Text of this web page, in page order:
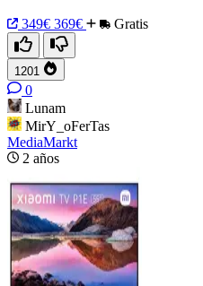
349€ 369€ Gratis
1201
0
Lunam
MirY_oFerTas
MediaMarkt
2 años